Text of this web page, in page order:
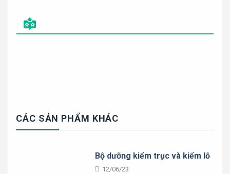
CÁC SẢN PHẨM KHÁC
Bộ dưỡng kiểm trục và kiểm lỗ
12/06/23